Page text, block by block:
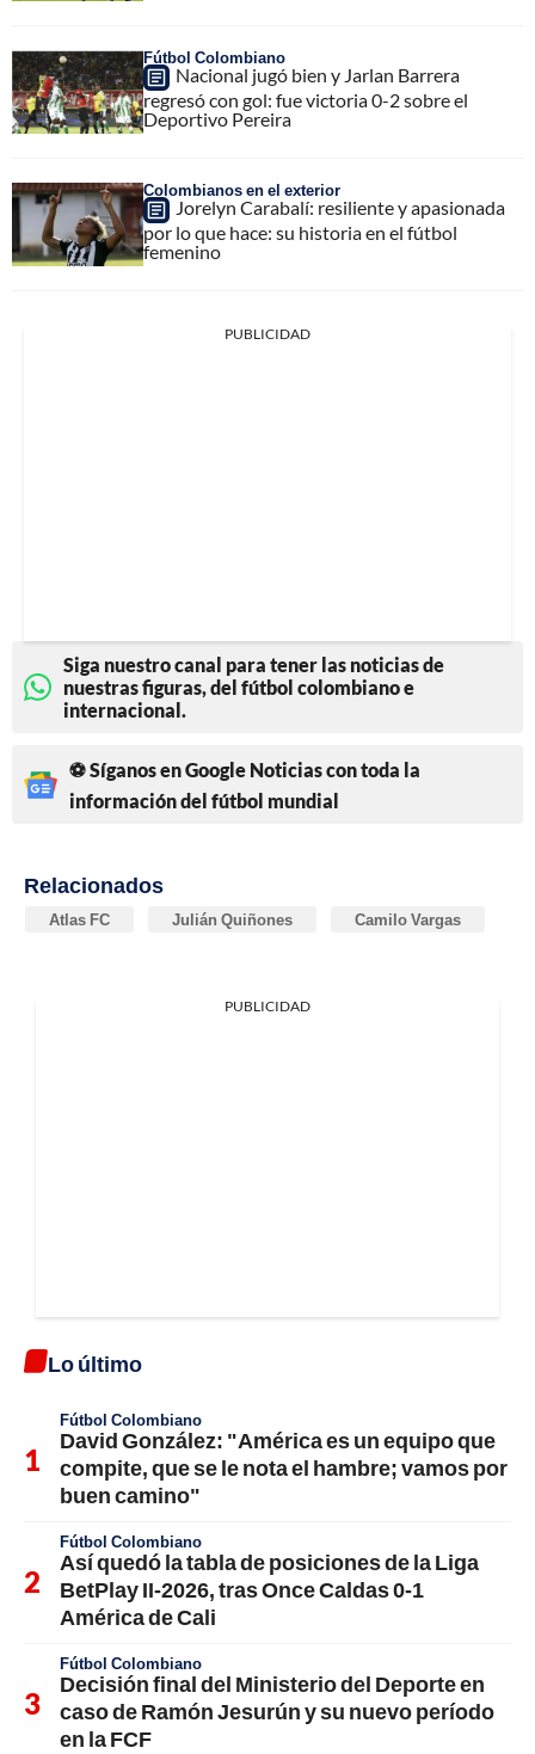
Fútbol Colombiano
Nacional jugó bien y Jarlan Barrera
regresó con gol: fue victoria 0-2 sobre el
Deportivo Pereira
Colombianos en el exterior
Jorelyn Carabalí: resiliente y apasionada
por lo que hace: su historia en el fútbol
femenino
PUBLICIDAD
Siga nuestro canal para tener las noticias de
nuestras figuras, del fútbol colombiano e
internacional.
⚽ Síganos en Google Noticias con toda la
información del fútbol mundial
Relacionados
Atlas FC Julián Quiñones Camilo Vargas
PUBLICIDAD
Lo último
Fútbol Colombiano
David González: "América es un equipo que
compite, que se le nota el hambre; vamos por
buen camino"
Fútbol Colombiano
Así quedó la tabla de posiciones de la Liga
BetPlay II-2026, tras Once Caldas 0-1
América de Cali
Fútbol Colombiano
Decisión final del Ministerio del Deporte en
caso de Ramón Jesurún y su nuevo período
en la FCF